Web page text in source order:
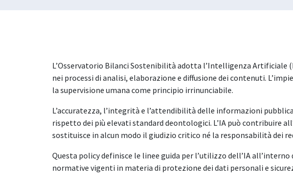
L’Osservatorio Bilanci Sostenibilità adotta l’Intelligenza
nei processi di analisi, elaborazione e diffusione dei contenuti.
la supervisione umana come principio irrinunciabile.
L’accuratezza, l’integrità e l’attendibilità delle informazioni
rispetto dei più elevati standard deontologici. L’IA può contribuire
sostituisce in alcun modo il giudizio critico né la responsabilità dei
Questa policy definisce le linee guida per l’utilizzo dell’IA
normative vigenti in materia di protezione dei dati personali e